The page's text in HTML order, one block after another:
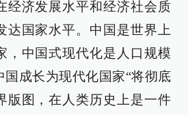
经济发展水平和经济社会质
达国家水平。中国是世界上
，中国式现代化是人口规模
国成长为现代化国家“将彻底
版图，在人类历史上是一件